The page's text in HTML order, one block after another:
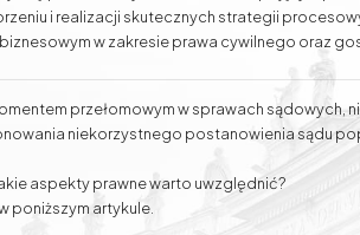
Podział majątku
Sprawy
i realizacji skutecznych strategii
w zakresie prawa cywilnego oraz
oraz audytami prawnymi. Dysponuje również
spraw przed organami administracji
także negocjacje zmierzające do polubownego
wiedzy i doświadczeniu, ale również pełnemu
przełomowym w sprawach
niekorzystnego postanowienia sądu
aspekty prawne warto uwzględnić?
poniższym artykule.